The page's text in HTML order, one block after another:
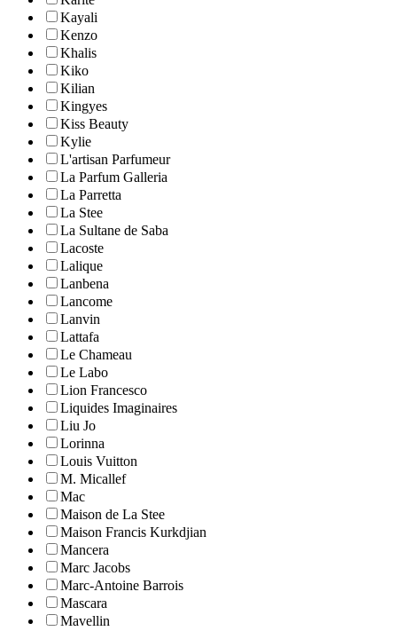
Kayali
Kenzo
Khalis
Kiko
Kilian
Kingyes
Kiss Beauty
Kylie
L'artisan Parfumeur
La Parfum Galleria
La Parretta
La Stee
La Sultane de Saba
Lacoste
Lalique
Lanbena
Lancome
Lanvin
Lattafa
Le Chameau
Le Labo
Lion Francesco
Liquides Imaginaires
Liu Jo
Lorinna
Louis Vuitton
M. Micallef
Mac
Maison de La Stee
Maison Francis Kurkdjian
Mancera
Marc Jacobs
Marc-Antoine Barrois
Mascara
Mavellin